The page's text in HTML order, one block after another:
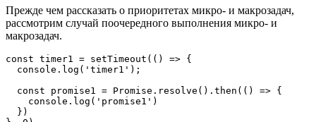
Прежде чем рассказать о приоритетах микро- и макрозадач,
рассмотрим случай поочередного выполнения микро- и
макрозадач.
const timer1 = setTimeout(() => {
  console.log('timer1');
  const promise1 = Promise.resolve().then(() => {
    console.log('promise1')
  })